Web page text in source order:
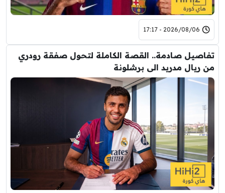
2026/08/06 - 17:17
تفاصيل صادمة.. القصة الكاملة لتحول صفقة رودري
من ريال مدريد الى برشلونة